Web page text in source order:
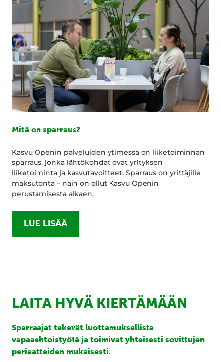
Mitä on sparraus?
Kasvu Openin palveluiden ytimessä on liiketoiminnan
sparraus, jonka lähtökohdat ovat yrityksen
liiketoiminta ja kasvutavoitteet. Sparraus on yrittäjille
maksutonta – näin on ollut Kasvu Openin
perustamisesta alkaen.
LUE LISÄÄ
LAITA HYVÄ KIERTÄMÄÄN
Sparraajat tekevät luottamuksellista
vapaaehtoistyötä ja toimivat yhteisesti sovittujen
periaatteiden mukaisesti.